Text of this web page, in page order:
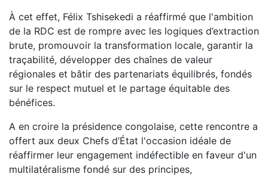
‎À cet effet, Félix Tshisekedi a réaffirmé que l'ambition
de la RDC est de rompre avec les logiques d’extraction
brute, promouvoir la transformation locale, garantir la
traçabilité, développer des chaînes de valeur
régionales et bâtir des partenariats équilibrés, fondés
sur le respect mutuel et le partage équitable des
bénéfices.‎
‎A en croire la présidence congolaise, cette rencontre a
offert aux deux Chefs d’État l'occasion idéale de
réaffirmer leur engagement indéfectible en faveur d'un
multilatéralisme fondé sur des principes,